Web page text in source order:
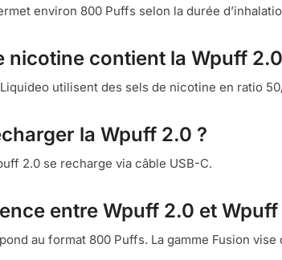
environ 800 Puffs selon la durée
nicotine contient la Wpuff
utilisent des sels de nicotine en ratio
la Wpuff 2.0 ?
2.0 se recharge via câble USB-C.
entre Wpuff 2.0 et Wpuff
au format 800 Puffs. La gamme Fusion